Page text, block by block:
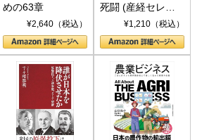
めの63章
¥2,640（税込）
死闘 (産経セレク
ト S 039)¥1,210（税込）